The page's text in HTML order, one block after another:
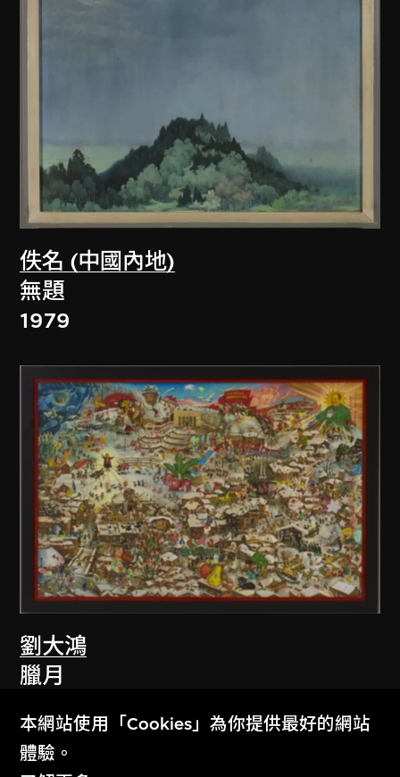
佚名 (中國內地)
無題
1979
劉大鴻
臘月
本網站使用「Cookies」為你提供最好的網站
體驗。